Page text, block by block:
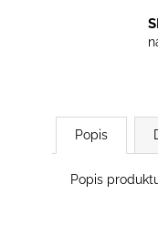
Popis
Popis